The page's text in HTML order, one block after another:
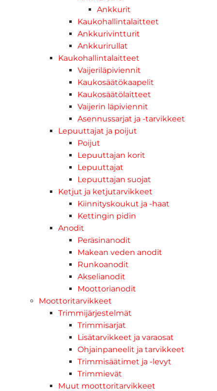
Ankkurit
Kaukohallintalaitteet
Ankkurivintturit
Ankkurirullat
Kaukohallintalaitteet
Vaijeriläpiviennit
Kaukosäätökaapelit
Kaukosäätölaitteet
Vaijerin läpiviennit
Asennussarjat ja -tarvikkeet
Lepuuttajat ja poijut
Poijut
Lepuuttajan korit
Lepuuttajat
Lepuuttajan suojat
Ketjut ja ketjutarvikkeet
Kiinnityskoukut ja -haat
Kettingin pidin
Anodit
Peräsinanodit
Makean veden anodit
Runkoanodit
Akselianodit
Moottorianodit
Moottoritarvikkeet
Trimmijärjestelmät
Trimmisarjat
Lisätarvikkeet ja varaosat
Ohjainpaneelit ja tarvikkeet
Trimmisäätimet ja -levyt
Trimmievät
Muut moottoritarvikkeet